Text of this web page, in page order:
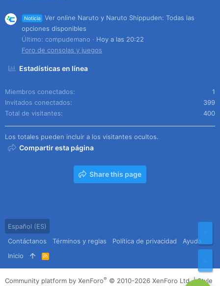
Noticia
Ver online Naruto y Naruto Shippuden: Todas las
opciones disponibles
Último: compudemano
Hoy a las 20:22
Foro de consolas y juegos
Estadísticas en línea
Miembros conectados
1
Invitados conectados
399
Total de visitantes
400
Los totales pueden incluir a los visitantes ocultos.
Compartir esta página
Share this page
Español (ES)
Contáctanos
Términos y reglas Política de privacidad
Ayuda
Inicio
R
S
S
Community platform by XenForo® © 2010-2026 XenForo Ltd. |Style